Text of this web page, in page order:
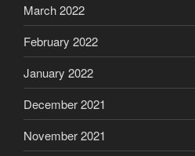
March 2022
February 2022
January 2022
December 2021
November 2021